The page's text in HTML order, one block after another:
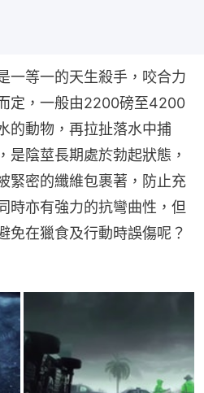
一等一的天生殺手，咬合力
定，一般由2200磅至4200
的動物，再拉扯落水中捕
是陰莖長期處於勃起狀態，
緊密的纖維包裹著，防止充
時亦有強力的抗彎曲性，但
免在獵食及行動時誤傷呢？